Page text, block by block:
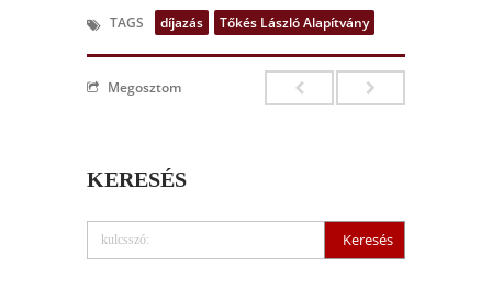
TAGS díjazás Tőkés László Alapítvány
Megosztom
KERESÉS